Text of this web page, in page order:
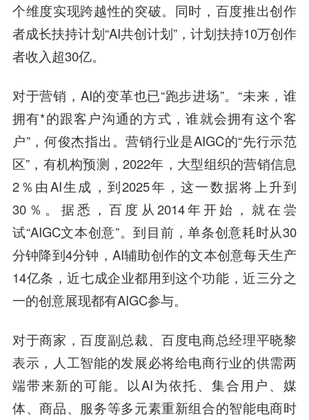
个维度实现跨越性的突破。同时，百度推出创作
者成长扶持计划“AI共创计划”，计划扶持10万创作
者收入超30亿。
对于营销，AI的变革也已“跑步进场”。“未来，谁
拥有*的跟客户沟通的方式，谁就会拥有这个客
户”，何俊杰指出。营销行业是AIGC的“先行示范
区”，有机构预测，2022年，大型组织的营销信息
2％由AI生成，到2025年，这一数据将上升到
30％。据悉，百度从2014年开始，就在尝
试“AIGC文本创意”。到目前，单条创意耗时从30
分钟降到4分钟，AI辅助创作的文本创意每天生产
14亿条，近七成企业都用到这个功能，近三分之
一的创意展现都有AIGC参与。
对于商家，百度副总裁、百度电商总经理平晓黎
表示，人工智能的发展必将给电商行业的供需两
端带来新的可能。以AI为依托、集合用户、媒
体、商品、服务等多元素重新组合的智能电商时